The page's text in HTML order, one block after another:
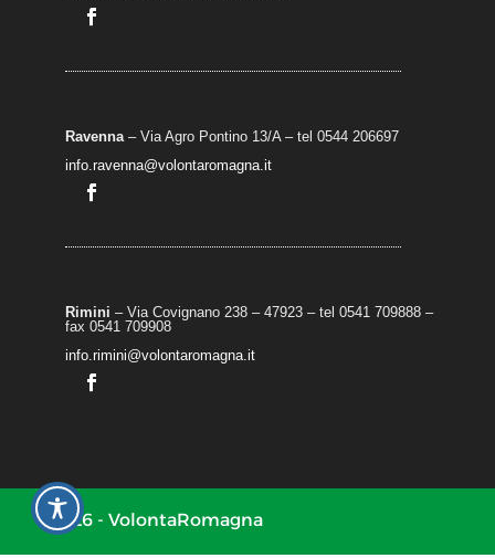
Ravenna– Via Agro Pontino 13/A– tel 0544 206697
info.ravenna@volontaromagna.it
Rimini – Via Covignano 238 – 47923 – tel 0541 709888 –
fax 0541 709908
info.rimini@volontaromagna.it
2026 - VolontaRomagna